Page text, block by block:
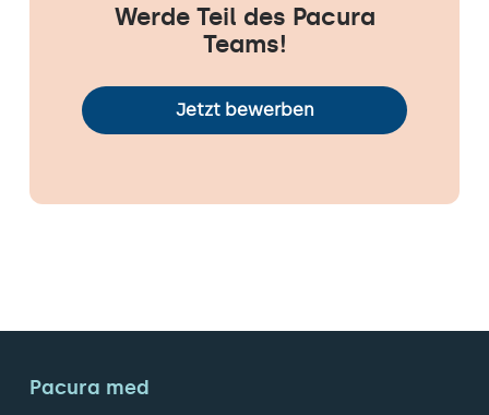
Werde Teil des Pacura
Teams!
Jetzt bewerben
Pacura med